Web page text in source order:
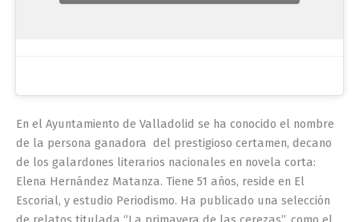
En el Ayuntamiento de Valladolid se ha conocido el nombre
de la persona ganadora del prestigioso certamen, decano
de los galardones literarios nacionales en novela corta:
Elena Hernández Matanza. Tiene 51 años, reside en El
Escorial, y estudio Periodismo. Ha publicado una selección